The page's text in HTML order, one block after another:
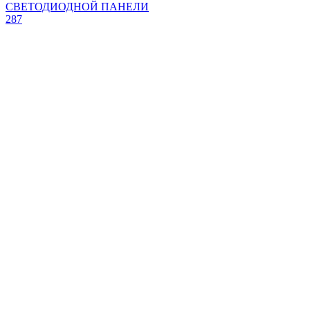
СВЕТОДИОДНОЙ ПАНЕЛИ
287